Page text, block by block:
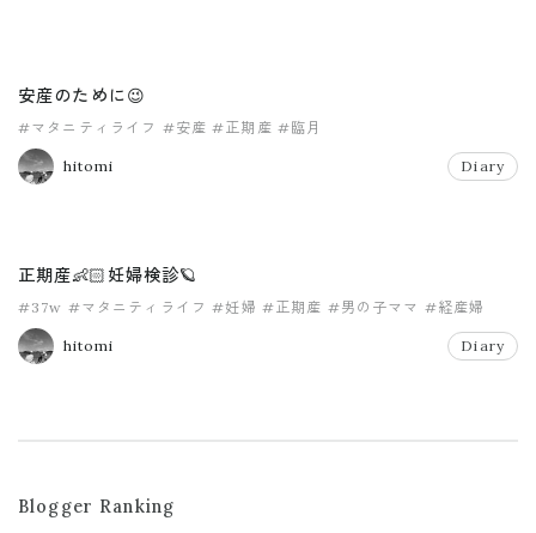
安産のために😉
#マタニティライフ #安産 #正期産 #臨月
hitomi Diary
正期産👶🏻妊婦検診🪐
#37w #マタニティライフ #妊婦 #正期産 #男の子ママ #経産婦
hitomi Diary
Blogger Ranking